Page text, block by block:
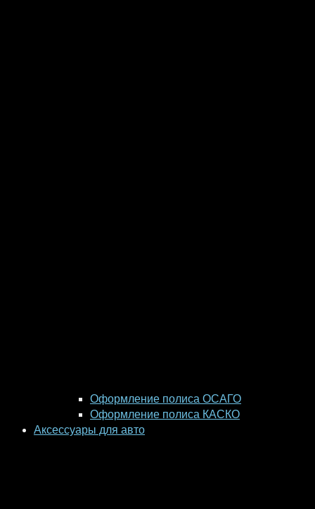
Оформление полиса ОСАГО
Оформление полиса КАСКО
Аксессуары для авто